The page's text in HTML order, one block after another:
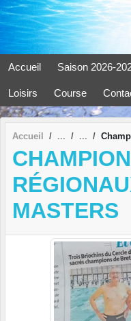
Accueil Saison 2026-
Loisirs Course
Accueil
MASTERS
Panneau de gestion des